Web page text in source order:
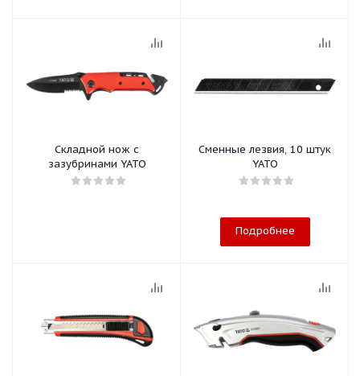
Складной нож с
зазубринами YATO
Сменные лезвия, 10 штук
YATO
Подробнее